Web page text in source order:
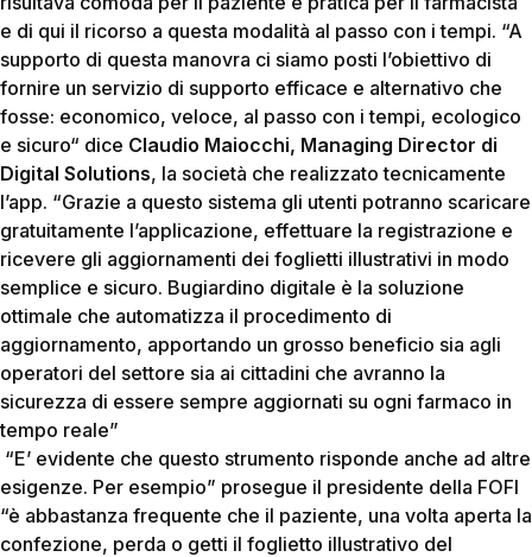
e di qui il ricorso a questa modalità al passo con i tempi. “A
supporto di questa manovra ci siamo posti l’obiettivo di
fornire un servizio di supporto efficace e alternativo che
fosse: economico, veloce, al passo con i tempi, ecologico
e sicuro“ dice Claudio Maiocchi, Managing Director di
Digital Solutions, la società che realizzato tecnicamente
l’app. “Grazie a questo sistema gli utenti potranno scaricare
gratuitamente l’applicazione, effettuare la registrazione e
ricevere gli aggiornamenti dei foglietti illustrativi in modo
semplice e sicuro. Bugiardino digitale è la soluzione
ottimale che automatizza il procedimento di
aggiornamento, apportando un grosso beneficio sia agli
operatori del settore sia ai cittadini che avranno la
sicurezza di essere sempre aggiornati su ogni farmaco in
tempo reale”
“E’ evidente che questo strumento risponde anche ad altre
esigenze. Per esempio” prosegue il presidente della FOFI
“è abbastanza frequente che il paziente, una volta aperta la
confezione, perda o getti il foglietto illustrativo del